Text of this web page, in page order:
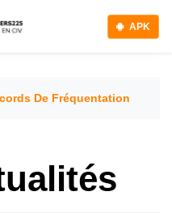
APK
De Fréquentation